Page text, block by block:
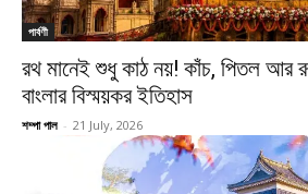
পার্বণী
রথ মানেই শুধু কাঠ নয়! কাঁচ, পিতল আর
বাংলার বিস্ময়কর ইতিহাস
শম্পা পাল - 21 July, 2026